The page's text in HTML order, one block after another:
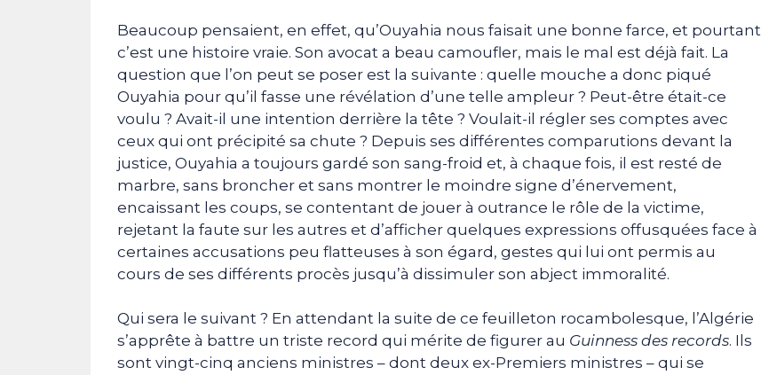
Beaucoup pensaient, en effet, qu’Ouyahia nous faisait une bonne farce, et pourtant
c’est une histoire vraie. Son avocat a beau camoufler, mais le mal est déjà fait. La
question que l’on peut se poser est la suivante : quelle mouche a donc piqué
Ouyahia pour qu’il fasse une révélation d’une telle ampleur ? Peut-être était-ce
voulu ? Avait-il une intention derrière la tête ? Voulait-il régler ses comptes avec
ceux qui ont précipité sa chute ? Depuis ses différentes comparutions devant la
justice, Ouyahia a toujours gardé son sang-froid et, à chaque fois, il est resté de
marbre, sans broncher et sans montrer le moindre signe d’énervement,
encaissant les coups, se contentant de jouer à outrance le rôle de la victime,
rejetant la faute sur les autres et d’afficher quelques expressions offusquées face à
certaines accusations peu flatteuses à son égard, gestes qui lui ont permis au
cours de ses différents procès jusqu’à dissimuler son abject immoralité.
Qui sera le suivant ? En attendant la suite de ce feuilleton rocambolesque, l’Algérie
s’apprête à battre un triste record qui mérite de figurer au Guinness des records. Ils
sont vingt-cinq anciens ministres – dont deux ex-Premiers ministres – qui se